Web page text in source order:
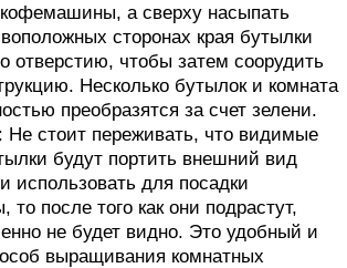
а сверху насыпать
сторонах края бутылки
отверстию, чтобы затем соорудить
Несколько бутылок и комната
преобразятся за счет зелени.
Не стоит переживать, что видимые
будут портить внешний вид
использовать для посадки
после того как они подрастут,
не будет видно. Это удобный и
выращивания комнатных